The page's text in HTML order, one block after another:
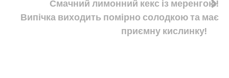
Смачний лимонний кекс із меренгою!
Випічка виходить помірно солодкою та має
приємну кислинку!